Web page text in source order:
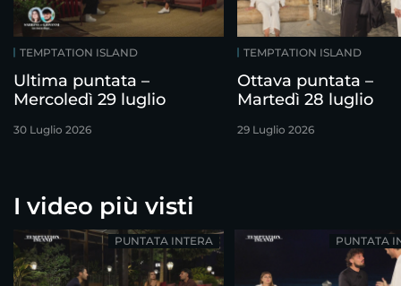
TEMPTATION ISLAND
Ultima puntata –
Mercoledì 29 luglio
30 Luglio 2026
TEMPTATION ISLAND
Ottava puntata –
Martedì 28 luglio
29 Luglio 2026
I video più visti
PUNTATA INTERA PUNTATA